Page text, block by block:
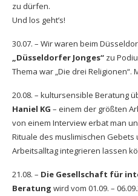
Anmeldung Stand
Anmeldung
Anmeldung Helfer*innen
Anmeldung Lauf
zu dürfen.
Und los geht’s!
30.07. – Wir waren beim
„Düsseldorfer Jonges“ zu
Thema war „Die drei Religionen“.
20.08. – kultursensible Beratung
Haniel KG – einem der größten
von einem Interview erbat man
Rituale des muslimischen
Arbeitsalltag integrieren lassen
21.08. – Die Gesellschaft für
Beratung wird vom 01.09. –